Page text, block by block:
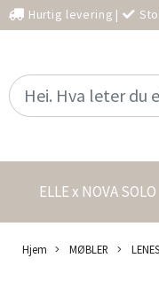
Hurtig levering |
ELLE x NOVA SOLO
Hjem MØBLER